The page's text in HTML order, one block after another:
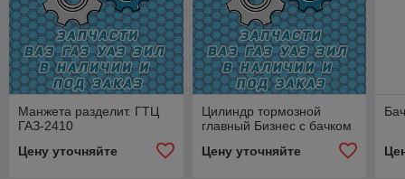
Манжета разделит. ГТЦ
ГАЗ-2410
Цену уточняйте
Цилиндр тормозной
главный Бизнес с бачком
Цену уточняйте